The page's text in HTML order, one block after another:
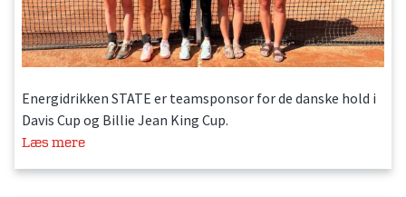
Energidrikken STATE er teamsponsor for de danske hold i
Davis Cup og Billie Jean King Cup.
Læs mere